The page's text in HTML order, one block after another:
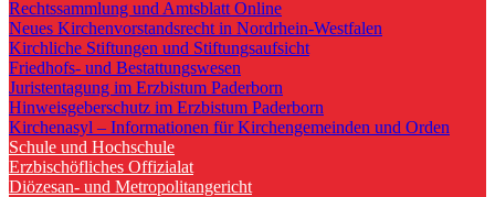
Rechtssammlung und Amtsblatt Online
Neues Kirchenvorstandsrecht in Nordrhein-Westfalen
Kirchliche Stiftungen und Stiftungsaufsicht
Friedhofs- und Bestattungswesen
Juristentagung im Erzbistum Paderborn
Hinweisgeberschutz im Erzbistum Paderborn
Kirchenasyl – Informationen für Kirchengemeinden und Orden
Schule und Hochschule
Erzbischöfliches Offizialat
Diözesan- und Metropolitangericht